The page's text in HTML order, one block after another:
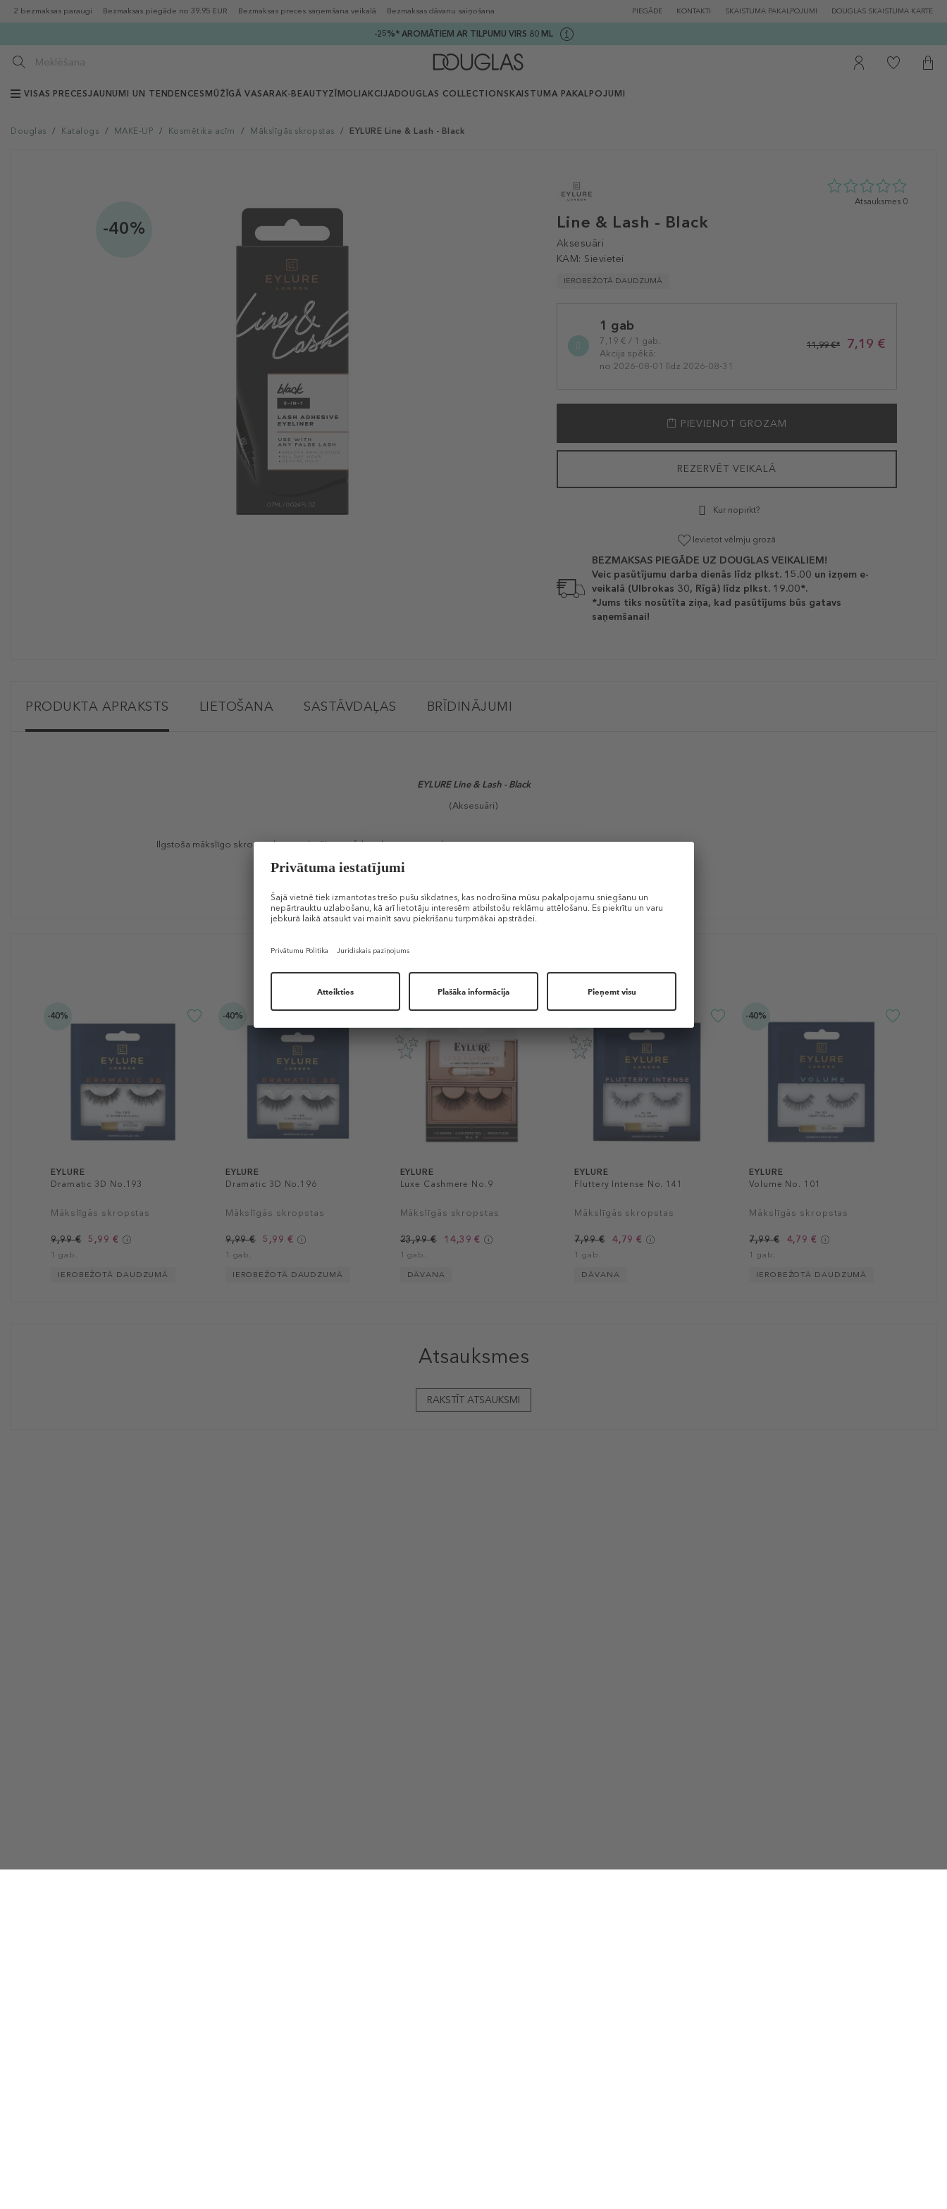
2 bezmaksas paraugi Bezmaksas piegāde no 39.95 EUR Bezmaksas preces saņemšana veikalā Bezmaksas dāvanu saiņošana PIEGĀDE KONTAKTI SKAISTUMA PAKALPOJUMI DOUGLAS SKAISTUMA KARTE
-25%* AROMĀTIEM AR TILPUMU VIRS 80 ML
VISAS PRECESJAUNUMI UN TENDENCES MŪŽĪGĀ VASARAK-BEAUTYZĪMOLIAKCIJADOUGLAS COLLECTION SKAISTUMA PAKALPOJUMI
Douglas / Katalogs / MAKE-UP / Kosmētika acīm / Mākslīgās skropstas / EYLURE Line & Lash - Black
-40% Line & Lash - Black
Aksesuāri
KAM: Sievietei
IEROBEŽOTĀ DAUDZUMĀ
0
Atsauksmes 0
variation1 gab
7,19 € / 1 gab.
Akcija spēkā:
no 2026-08-01 līdz 2026-08-31
7,19 €
11,99 €*
PIEVIENOT GROZAM
REZERVĒT VEIKALĀ
Kur nopirkt?
Ievietot vēlmju grozā
BEZMAKSAS PIEGĀDE UZ DOUGLAS VEIKALIEM!
Veic pasūtījumu darba dienās līdz plkst. 15.00 un izņem e-
veikalā (Ulbrokas 30, Rīgā) līdz plkst. 19.00*.
*Jums tiks nosūtīta ziņa, kad pasūtījums būs gatavs
saņemšanai!
PRODUKTA APRAKSTS LIETOŠANA SASTĀVDAĻAS BRĪDINĀJUMI
EYLURELine & Lash - Black
(Aksesuāri)
Ilgstoša mākslīgo skropstu līme nodrošina perfektu skropstu noturību.
Līdzīgi produkti
-40%
EYLURE
Dramatic 3D No.193
Mākslīgās skropstas
9,99 € 5,99 €
1 gab.
IEROBEŽOTĀ DAUDZUMĀ
-40%
EYLURE
Dramatic 3D No.196
Mākslīgās skropstas
9,99 € 5,99 €
1 gab.
IEROBEŽOTĀ DAUDZUMĀ
EYLURE
Luxe Cashmere No.9
Mākslīgās skropstas
23,99 € 14,39 €
1 gab.
DĀVANA
EYLURE
Fluttery Intense No. 141
Mākslīgās skropstas
7,99 € 4,79 €
1 gab.
DĀVANA
-40%
EYLURE
Volume No. 101
Mākslīgās skropstas
7,99 € 4,79 €
1 gab.
IEROBEŽOTĀ DAUDZUMĀ
Atsauksmes
RAKSTĪT ATSAUKSMI